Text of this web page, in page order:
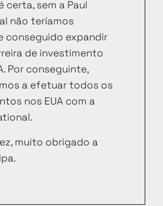
certa, sem a Paul
não teríamos
conseguido expandir
de investimento
Por conseguinte,
a efetuar todos os
nos EUA com a
muito obrigado a